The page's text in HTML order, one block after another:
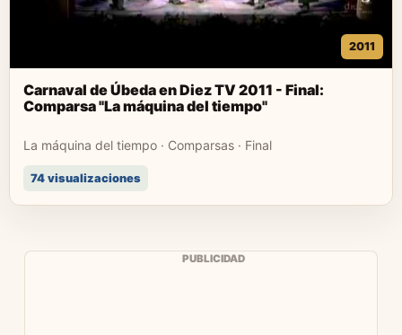
2011
Carnaval de Úbeda en Diez TV 2011 - Final:
Comparsa "La máquina del tiempo"
La máquina del tiempo · Comparsas · Final
74 visualizaciones
PUBLICIDAD